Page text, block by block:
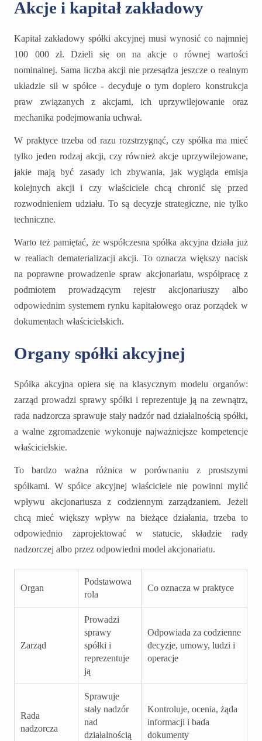
Akcje i kapitał zakładowy
Kapitał zakładowy spółki akcyjnej musi wynosić co najmniej
100 000 zł. Dzieli się on na akcje o równej wartości
nominalnej. Sama liczba akcji nie przesądza jeszcze o realnym
układzie sił w spółce - decyduje o tym dopiero konstrukcja
praw związanych z akcjami, ich uprzywilejowanie oraz
mechanika podejmowania uchwał.
W praktyce trzeba od razu rozstrzygnąć, czy spółka ma mieć
tylko jeden rodzaj akcji, czy również akcje uprzywilejowane,
jakie mają być zasady ich zbywania, jak wygląda emisja
kolejnych akcji i czy właściciele chcą chronić się przed
rozwodnieniem udziału. To są decyzje strategiczne, nie tylko
techniczne.
Warto też pamiętać, że współczesna spółka akcyjna działa już
w realiach dematerializacji akcji. To oznacza większy nacisk
na poprawne prowadzenie spraw akcjonariatu, współpracę z
podmiotem prowadzącym rejestr akcjonariuszy albo
odpowiednim systemem rynku kapitałowego oraz porządek w
dokumentach właścicielskich.
Organy spółki akcyjnej
Spółka akcyjna opiera się na klasycznym modelu organów:
zarząd prowadzi sprawy spółki i reprezentuje ją na zewnątrz,
rada nadzorcza sprawuje stały nadzór nad działalnością spółki,
a walne zgromadzenie wykonuje najważniejsze kompetencje
właścicielskie.
To bardzo ważna różnica w porównaniu z prostszymi
spółkami. W spółce akcyjnej właściciele nie powinni mylić
wpływu akcjonariusza z codziennym zarządzaniem. Jeżeli
chcą mieć większy wpływ na bieżące działania, trzeba to
odpowiednio zaprojektować w statucie, składzie rady
nadzorczej albo przez odpowiedni model akcjonariatu.
Organ
Podstawowa
rola
Co oznacza w praktyce
Zarząd
Prowadzi
sprawy
spółki i
reprezentuje
ją
Odpowiada za codzienne
decyzje, umowy, ludzi i
operacje
Rada
nadzorcza
Sprawuje
stały nadzór
nad
działalnością
Kontroluje, ocenia, żąda
informacji i bada
dokumenty